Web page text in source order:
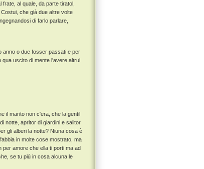
al quale, da parte tiratol,
che già due altre volte
di farlo parlare,
anno o due fosser passati e per
uscito di mente l'avere altrui
il marito non c'era, che la gentil
notte, apritor di giardini e salitor
gli alberi la notte? Niuna cosa è
in molte cose mostrato, ma
per amore che ella ti porti ma ad
se tu piú in cosa alcuna le